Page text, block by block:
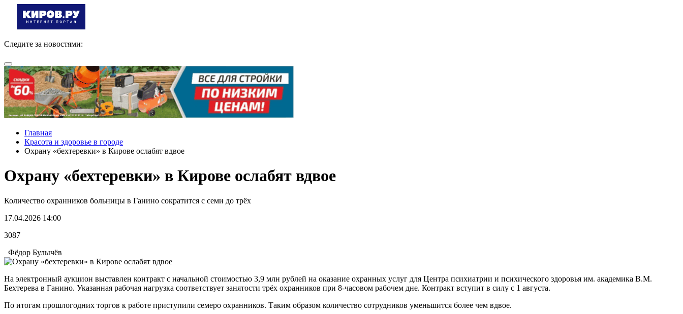
Следите за новостями:
Главная
Красота и здоровье в городе
Охрану «бехтеревки» в Кирове ослабят вдвое
Охрану «бехтеревки» в Кирове ослабят вдвое
Количество охранников больницы в Ганино сократится с семи до трёх
17.04.2026 14:00
3087
Фёдор Булычёв
На электронный аукцион выставлен контракт с начальной стоимостью 3,9 млн рублей на оказание охранных услуг для Центра психиатрии и психического здоровья им. академика В.М.
Бехтерева в Ганино. Указанная рабочая нагрузка соответствует занятости трёх охранников при 8-часовом рабочем дне. Контракт вступит в силу с 1 августа.
По итогам прошлогодних торгов к работе приступили семеро охранников. Таким образом количество сотрудников уменьшится более чем вдвое.